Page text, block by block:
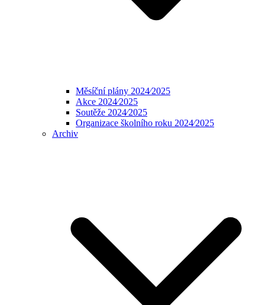
Měsíční plány 2024⁄2025
Akce 2024⁄2025
Soutěže 2024⁄2025
Organizace školního roku 2024⁄2025
Archiv